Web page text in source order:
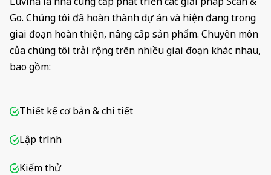
Go. Chúng tôi đã hoàn thành dự án và hiện đang trong
giai đoạn hoàn thiện, nâng cấp sản phẩm. Chuyên môn
của chúng tôi trải rộng trên nhiều giai đoạn khác nhau,
bao gồm:
Thiết kế cơ bản & chi tiết
Lập trình
Kiểm thử